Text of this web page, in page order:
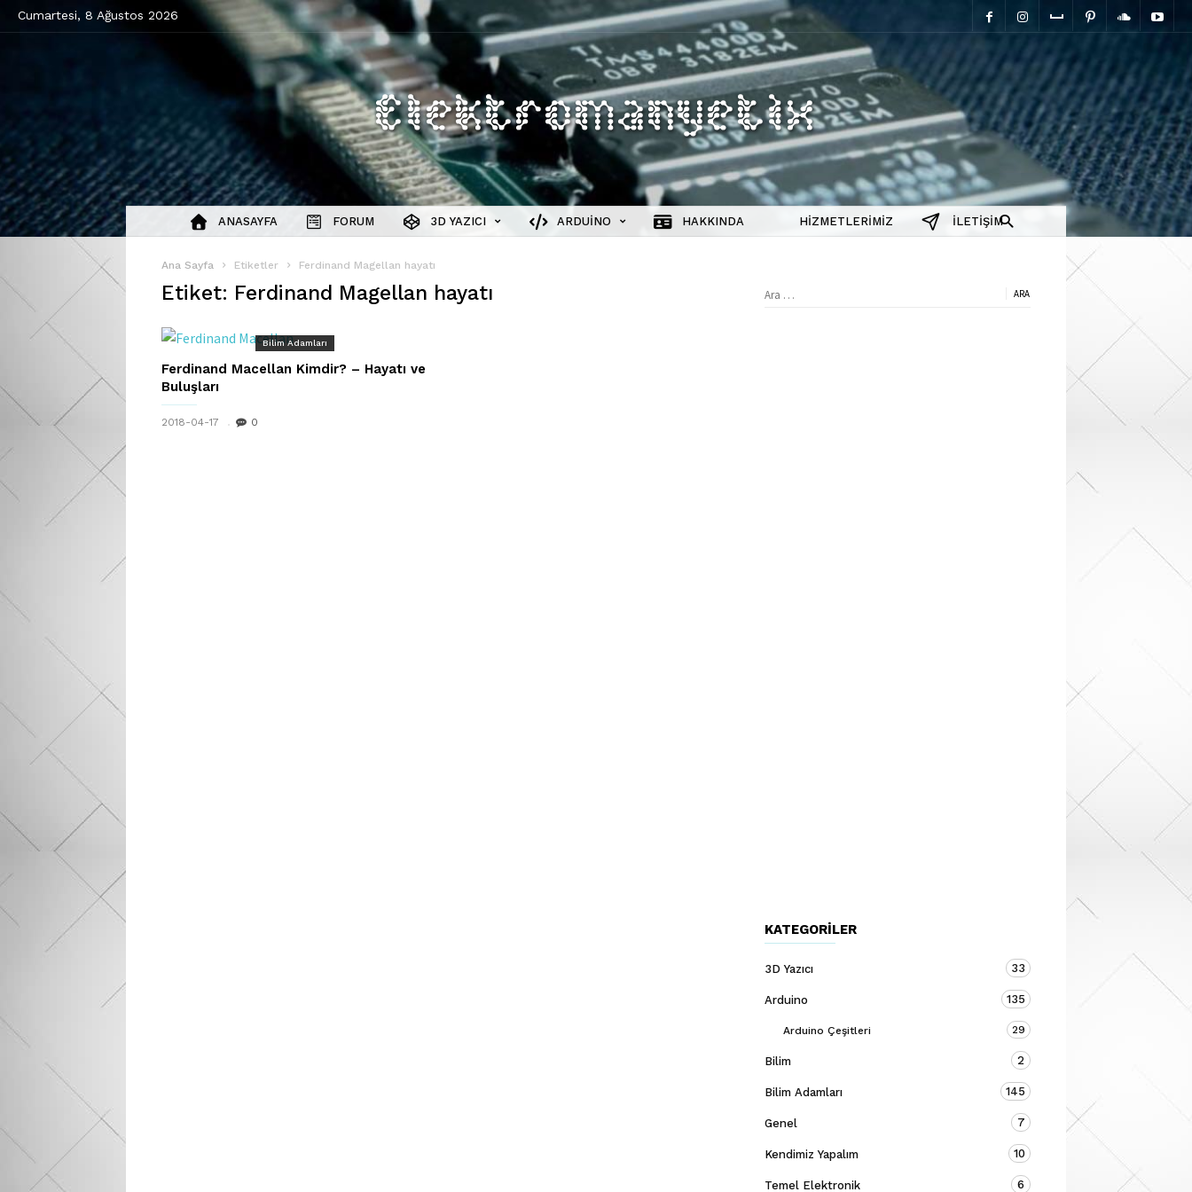
Cumartesi, 8 Ağustos 2026
elektromanyetix
ANASAYFA FORUM 3D YAZICI ARDUINO HAKKINDA HIZMETLERIMIZ İLETIŞIM
Ana Sayfa Etiketler Ferdinand Magellan hayatı
Etiket: Ferdinand Magellan hayatı
Bilim Adamları
Ferdinand Macellan Kimdir? – Hayatı ve
Buluşları
2018-04-17 0
Arama:
KATEGORILER
3D Yazıcı 33
Arduino 135
Arduino Çeşitleri 29
Bilim 2
Bilim Adamları 145
Genel 7
Kendimiz Yapalım 10
Temel Elektronik 6